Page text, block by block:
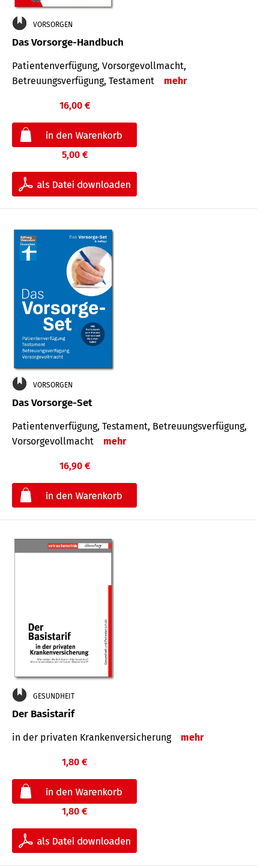
VORSORGEN
Das Vorsorge-Handbuch
Patientenverfügung, Vorsorgevollmacht,
Betreuungsverfügung, Testament
mehr
16,00 €
5,00 €
VORSORGEN
Das Vorsorge-Set
Patienten­ver­fügung, Testa­ment, Be­treuungs­verfü­gung,
Vor­sorge­voll­macht
mehr
16,90 €
GESUNDHEIT
Der Basistarif
in der privaten Kran­ken­ver­siche­rung mehr
1,80 €
1,80 €